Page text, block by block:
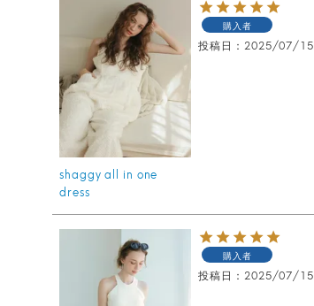
shaggy all in one
dress
購入者
投稿日 2025/07/15
購入者
投稿日 2025/07/15